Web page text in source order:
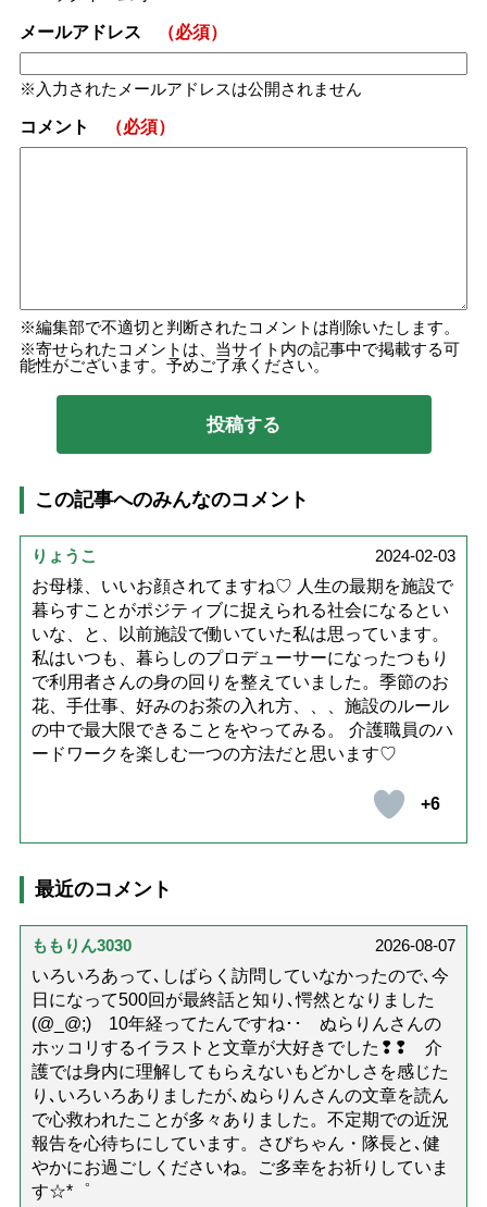
メールアドレス （必須）
入力されたメールアドレスは公開されません
コメント （必須）
編集部で不適切と判断されたコメントは削除いたします。
寄せられたコメントは、当サイト内の記事中で掲載する可
能性がございます。予めご了承ください。
この記事へのみんなのコメント
りょうこ
2024-02-03
お母様、いいお顔されてますね♡ 人生の最期を施設で
暮らすことがポジティブに捉えられる社会になるとい
いな、と、以前施設で働いていた私は思っています。
私はいつも、暮らしのプロデューサーになったつもり
で利用者さんの身の回りを整えていました。季節のお
花、手仕事、好みのお茶の入れ方、、、施設のルール
の中で最大限できることをやってみる。 介護職員のハ
ードワークを楽しむ一つの方法だと思います♡
+6
最近のコメント
ももりん3030
2026-08-07
いろいろあって､しばらく訪問していなかったので､今
日になって500回が最終話と知り､愕然となりました
(@_@;) 10年経ってたんですね･･ ぬらりんさんの
ホッコリするイラストと文章が大好きでした❢❢ 介
護では身内に理解してもらえないもどかしさを感じた
り､いろいろありましたが､ぬらりんさんの文章を読ん
で心救われたことが多々ありました。不定期での近況
報告を心待ちにしています。さびちゃん・隊長と､健
やかにお過ごしくださいね。ご多幸をお祈りしていま
す☆*゜